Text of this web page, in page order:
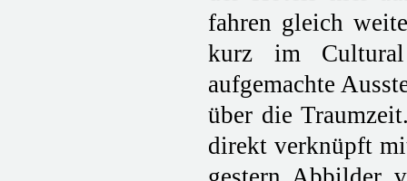
fahren gleich
kurz im
aufgemachte
über die
direkt verknüpft